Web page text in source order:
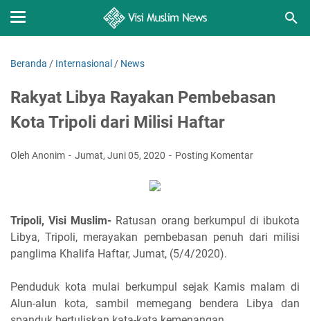
Beranda / Internasional / News
Rakyat Libya Rayakan Pembebasan
Kota Tripoli dari Milisi Haftar
Oleh Anonim Jumat, Juni 05, 2020 Posting Komentar
Tripoli, Visi Muslim- Ratusan orang berkumpul di ibukota
Libya, Tripoli, merayakan pembebasan penuh dari milisi
panglima Khalifa Haftar, Jumat, (5/4/2020).
Penduduk kota mulai berkumpul sejak Kamis malam di
Alun-alun kota, sambil memegang bendera Libya dan